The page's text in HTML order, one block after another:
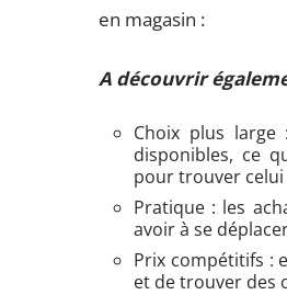
en magasin :
A découvrir
Choix plus
disponibles, ce
pour trouver
Pratique : les
avoir à se
Prix compétitifs :
et de trouver des